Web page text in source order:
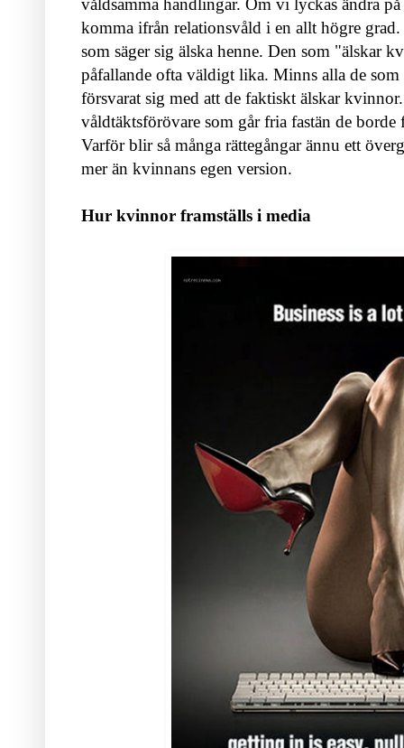
våldsamma handlingar. Om vi lyckas ändra
komma ifrån relationsvåld i en allt högre
som säger sig älska henne. Den som "älskar
påfallande ofta väldigt lika. Minns alla de
försvarat sig med att de faktiskt älskar
våldtäktsförövare som går fria fastän de borde
Varför blir så många rättegångar ännu ett
mer än kvinnans egen version.
Hur kvinnor framställs i media